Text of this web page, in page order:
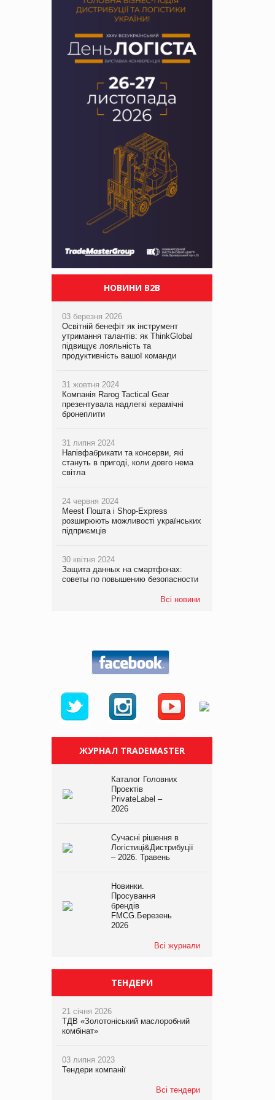
НОВИНИ B2B
03 березня 2026
Освітній бенефіт як інструмент
утримання талантів: як ThinkGlobal
підвищує лояльність та
продуктивність вашої команди
31 жовтня 2024
Компанія Rarog Tactical Gear
презентувала надлегкі керамічні
бронеплити
31 липня 2024
Напівфабрикати та консерви, які
стануть в пригоді, коли довго нема
світла
24 червня 2024
Meest Пошта і Shop-Express
розширюють можливості українських
підприємців
30 квітня 2024
Защита данных на смартфонах:
советы по повышению безопасности
Всі новини
ЖУРНАЛ TRADEMASTER
Каталог Головних
Проєктів
PrivateLabel –
2026
Сучасні рішення в
Логістиці&Дистрибуції
– 2026. Травень
Новинки.
Просування
брендів
FMCG.Березень
2026
Всі журнали
ТЕНДЕРИ
21 січня 2026
ТДВ «Золотоніський маслоробний
комбінат»
03 липня 2023
Тендери компанії
Всі тендери